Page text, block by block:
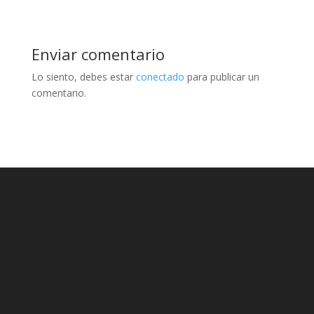
Enviar comentario
Lo siento, debes estar conectado para publicar un
comentario.